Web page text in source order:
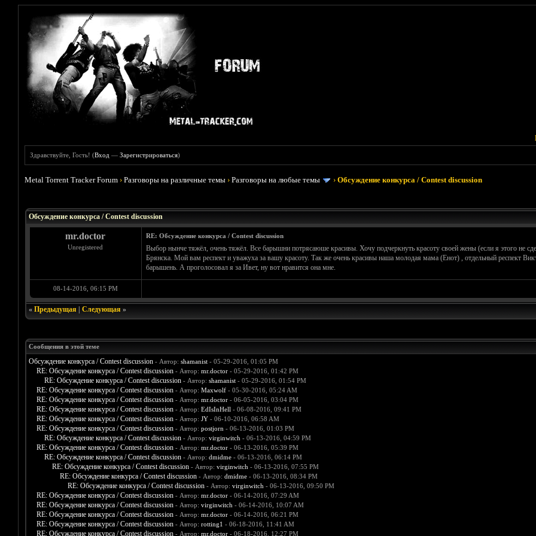
Здравствуйте, Гость! (Вход —Зарегистрироваться)
Metal Torrent Tracker Forum ›Разговоры на различные темы ›Разговоры на любые темы ›Обсуждение конкурса / Contest discussion
Обсуждение конкурса / Contest discussion
mr.doctor
Unregistered
RE: Обсуждение конкурса / Contest discussion
Выбор нынче тяжёл, очень тяжёл. Все барышни потрясаюше красивы. Хочу подчеркнуть красоту своей жены (если я этого не
Брянска. Мой вам респект и уважуха за вашу красоту. Так же очень красивы наша молодая мама (Енот) , отдельный респект
барышень. А проголосовал я за Ивет, ну вот нравится она мне.
08-14-2016, 06:15 PM
« Предыдущая| Следующая»
Сообщения в этой теме
Обсуждение конкурса / Contest discussion - Автор: shamanist- 05-29-2016, 01:05 PM
RE: Обсуждение конкурса / Contest discussion - Автор: mr.doctor- 05-29-2016, 01:42 PM
RE: Обсуждение конкурса / Contest discussion - Автор: shamanist- 05-29-2016, 01:54 PM
RE: Обсуждение конкурса / Contest discussion - Автор: Maxwolf- 05-30-2016, 05:24 AM
RE: Обсуждение конкурса / Contest discussion - Автор: mr.doctor- 06-05-2016, 03:04 PM
RE: Обсуждение конкурса / Contest discussion - Автор: EdIsInHell - 06-08-2016, 09:41 PM
RE: Обсуждение конкурса / Contest discussion - Автор: JY- 06-10-2016, 06:58 AM
RE: Обсуждение конкурса / Contest discussion - Автор: postjorn - 06-13-2016, 01:03 PM
RE: Обсуждение конкурса / Contest discussion - Автор: virginwitch - 06-13-2016, 04:59 PM
RE: Обсуждение конкурса / Contest discussion - Автор: mr.doctor- 06-13-2016, 05:39 PM
RE: Обсуждение конкурса / Contest discussion - Автор: dmidme- 06-13-2016, 06:14 PM
RE: Обсуждение конкурса / Contest discussion - Автор: virginwitch - 06-13-2016, 07:55 PM
RE: Обсуждение конкурса / Contest discussion - Автор: dmidme- 06-13-2016, 08:34 PM
RE: Обсуждение конкурса / Contest discussion - Автор: virginwitch - 06-13-2016, 09:50 PM
RE: Обсуждение конкурса / Contest discussion - Автор: mr.doctor- 06-14-2016, 07:29 AM
RE: Обсуждение конкурса / Contest discussion - Автор: virginwitch - 06-14-2016, 10:07 AM
RE: Обсуждение конкурса / Contest discussion - Автор: mr.doctor- 06-14-2016, 06:21 PM
RE: Обсуждение конкурса / Contest discussion - Автор: rotting1 - 06-18-2016, 11:41 AM
RE: Обсуждение конкурса / Contest discussion - Автор: mr.doctor- 06-18-2016, 12:27 PM